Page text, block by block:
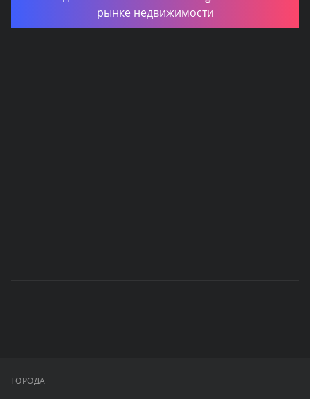
рынке недвижимости
ГОРОДА